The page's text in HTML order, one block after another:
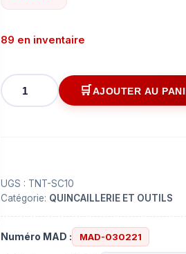
89 en inventaire
quantité
de
AJOUTER AU
UGS : TNT-SC10
Catégorie: QUINCAILLERIE ET OUTILS
Numéro MAD : MAD-030221